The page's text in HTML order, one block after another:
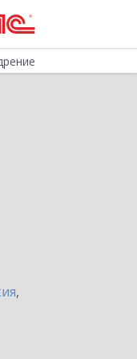
,